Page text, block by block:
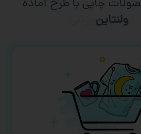
چاپی با طرح آماده
ورزشی